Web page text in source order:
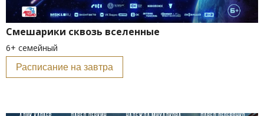
Смешарики сквозь вселенные
6+ семейный
Расписание на завтра